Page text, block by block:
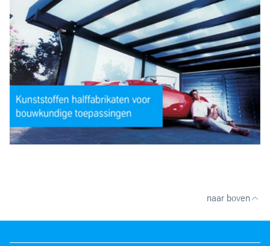
naar boven